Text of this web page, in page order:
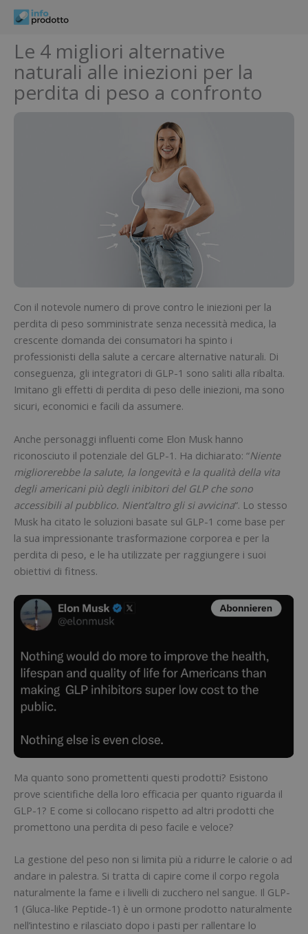
Le 4 migliori alternative
naturali alle iniezioni per la
perdita di peso a confronto
Con il notevole numero di prove contro le iniezioni per la
perdita di peso somministrate senza necessità medica, la
crescente domanda dei consumatori ha spinto i
professionisti della salute a cercare alternative naturali. Di
conseguenza, gli integratori di GLP-1 sono saliti alla ribalta.
Imitano gli effetti di perdita di peso delle iniezioni, ma sono
sicuri, economici e facili da assumere.
Anche personaggi influenti come Elon Musk hanno
riconosciuto il potenziale del GLP-1. Ha dichiarato: “Niente
migliorerebbe la salute, la longevità e la qualità della vita
degli americani più degli inibitori del GLP che sono
accessibili al pubblico. Nient’altro gli si avvicina“. Lo stesso
Musk ha citato le soluzioni basate sul GLP-1 come base per
la sua impressionante trasformazione corporea e per la
perdita di peso, e le ha utilizzate per raggiungere i suoi
obiettivi di fitness.
Ma quanto sono promettenti questi prodotti? Esistono
prove scientifiche della loro efficacia per quanto riguarda il
GLP-1? E come si collocano rispetto ad altri prodotti che
promettono una perdita di peso facile e veloce?
La gestione del peso non si limita più a ridurre le calorie o ad
andare in palestra. Si tratta di capire come il corpo regola
naturalmente la fame e i livelli di zucchero nel sangue. Il GLP-
1 (Gluca-like Peptide-1) è un ormone prodotto naturalmente
nell’intestino e rilasciato dopo i pasti per rallentare lo